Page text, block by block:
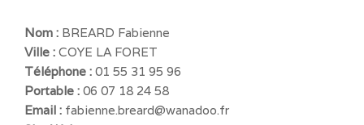
Nom : BREARD Fabienne
Ville : COYE LA FORET
Téléphone : 01 55 31 95 96
Portable : 06 07 18 24 58
Email : fabienne.breard@wanadoo.fr